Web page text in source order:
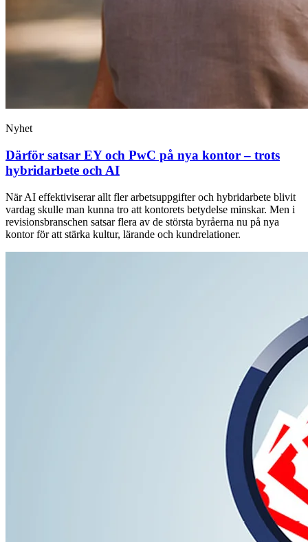
Nyhet
Därför satsar EY och PwC på nya kontor – trots
hybridarbete och AI
När AI effektiviserar allt fler arbetsuppgifter och hybridarbete blivit
vardag skulle man kunna tro att kontorets betydelse minskar. Men i
revisionsbranschen satsar flera av de största byråerna nu på nya
kontor för att stärka kultur, lärande och kundrelationer.